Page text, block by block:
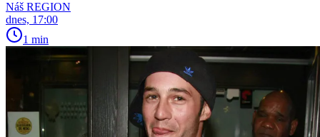
Náš REGION
dnes, 17:00
1 min